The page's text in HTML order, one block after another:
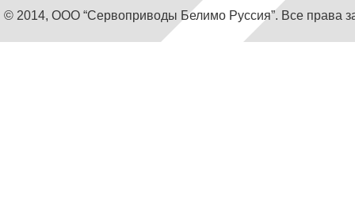
© 2014, ООО “Сервоприводы Белимо Руссия”. Все права